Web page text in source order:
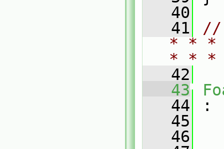
   40
   41
//
* * *
* *
   42
   43
   44
:
   45
   46